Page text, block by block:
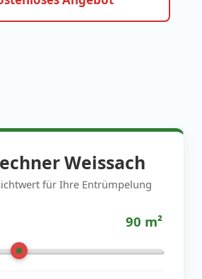
Weissach
für Ihre Entrümpelung
90 m²